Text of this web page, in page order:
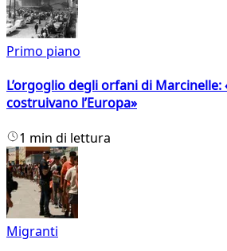
Primo piano
L’orgoglio degli orfani di
costruivano l’Europa»
1 min di lettura
Migranti